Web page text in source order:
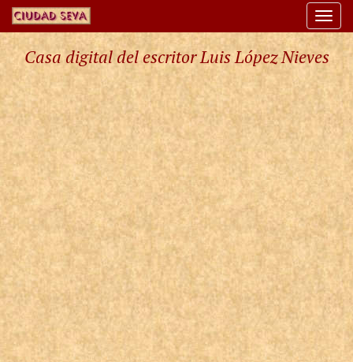
Casa digital del escritor Luis López Nieves